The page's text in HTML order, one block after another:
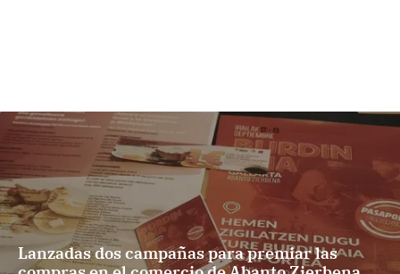
Lanzadas dos campañas para premiar las